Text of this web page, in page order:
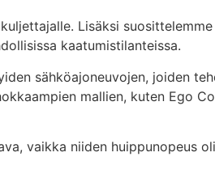
Lisäksi suosittelemme
kaatumistilanteissa.
sähköajoneuvojen, joiden
mallien, kuten Ego
vaikka niiden huippunopeus